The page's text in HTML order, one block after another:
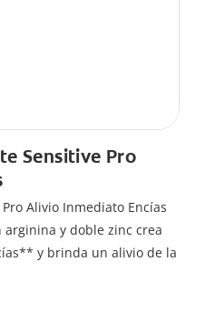
Sensitive Pro
Alivio Inmediato Encías
arginina y doble zinc crea
y brinda un alivio de la